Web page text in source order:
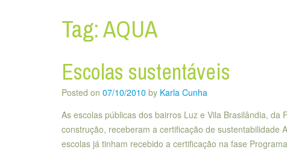
Tag:AQUA
Escolas sustentáveis
Posted on 07/10/2010 by Karla Cunha
As escolas públicas dos bairros Luz e Vila Brasilândia,
construção, receberam a certificação de sustentabilidade
escolas já tinham recebido a certificação na fase